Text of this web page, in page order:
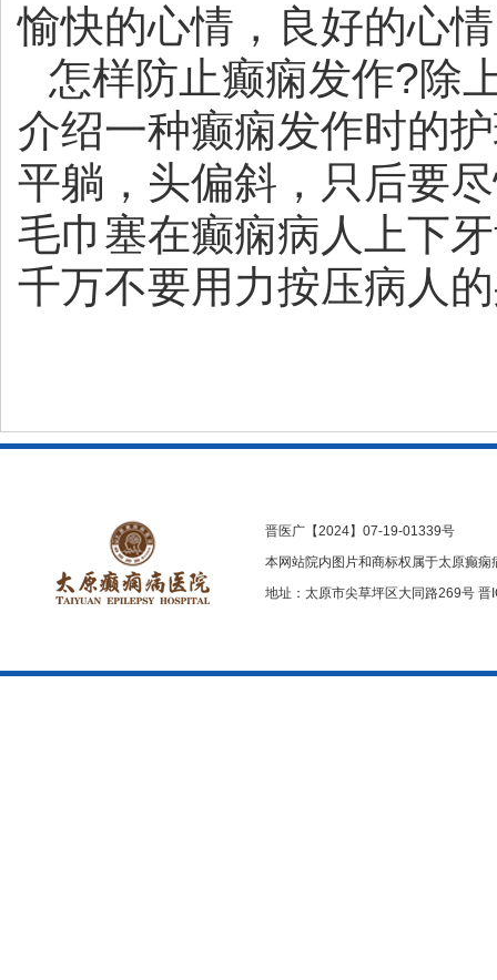
愉快的心情，良好的心
怎样防止癫痫发作?除
介绍一种癫痫发作时的
平躺，头偏斜，只后要
毛巾塞在癫痫病人上下
千万不要用力按压病人
晋医广【2024】07-19-01339号
本网站院内图片和商标权属于太原癫
地址：太原市尖草坪区大同路269号 晋